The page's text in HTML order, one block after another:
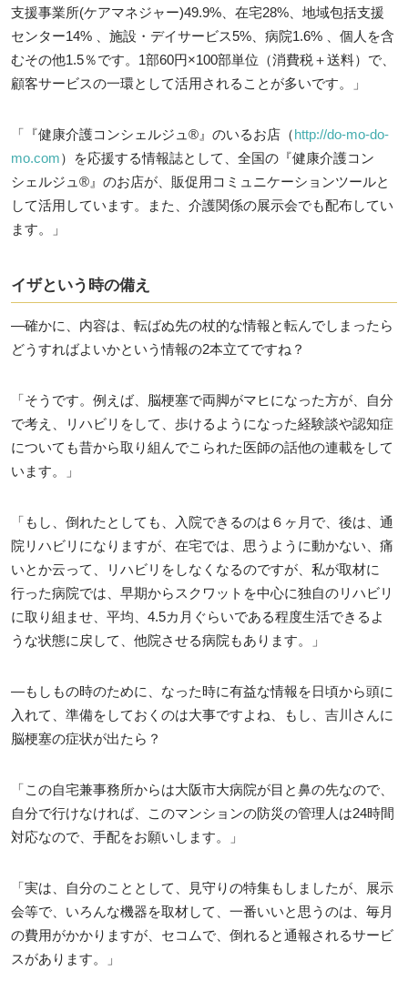
支援事業所(ケアマネジャー)49.9%、在宅28%、地域包括支援
センター14% 、施設・デイサービス5%、病院1.6% 、個人を含
むその他1.5％です。1部60円×100部単位（消費税＋送料）で、
顧客サービスの一環として活用されることが多いです。」
「『健康介護コンシェルジュ®』のいるお店（http://do-mo-do-
mo.com）を応援する情報誌として、全国の『健康介護コン
シェルジュ®』のお店が、販促用コミュニケーションツールと
して活用しています。また、介護関係の展示会でも配布してい
ます。」
イザという時の備え
―確かに、内容は、転ばぬ先の杖的な情報と転んでしまったら
どうすればよいかという情報の2本立てですね？
「そうです。例えば、脳梗塞で両脚がマヒになった方が、自分
で考え、リハビリをして、歩けるようになった経験談や認知症
についても昔から取り組んでこられた医師の話他の連載をして
います。」
「もし、倒れたとしても、入院できるのは６ヶ月で、後は、通
院リハビリになりますが、在宅では、思うように動かない、痛
いとか云って、リハビリをしなくなるのですが、私が取材に
行った病院では、早期からスクワットを中心に独自のリハビリ
に取り組ませ、平均、4.5カ月ぐらいである程度生活できるよ
うな状態に戻して、他院させる病院もあります。」
―もしもの時のために、なった時に有益な情報を日頃から頭に
入れて、準備をしておくのは大事ですよね、もし、吉川さんに
脳梗塞の症状が出たら？
「この自宅兼事務所からは大阪市大病院が目と鼻の先なので、
自分で行けなければ、このマンションの防災の管理人は24時間
対応なので、手配をお願いします。」
「実は、自分のこととして、見守りの特集もしましたが、展示
会等で、いろんな機器を取材して、一番いいと思うのは、毎月
の費用がかかりますが、セコムで、倒れると通報されるサービ
スがあります。」